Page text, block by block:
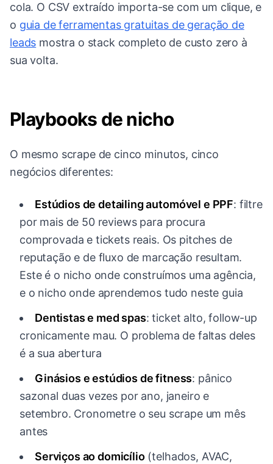
cola. O CSV extraído importa-se com um clique, e
o guia de ferramentas gratuitas de geração de
leads mostra o stack completo de custo zero à
sua volta.
Playbooks de nicho
O mesmo scrape de cinco minutos, cinco
negócios diferentes:
Estúdios de detailing automóvel e PPF: filtre
por mais de 50 reviews para procura
comprovada e tickets reais. Os pitches de
reputação e de fluxo de marcação resultam.
Este é o nicho onde construímos uma agência,
e o nicho onde aprendemos tudo neste guia
Dentistas e med spas: ticket alto, follow-up
cronicamente mau. O problema de faltas deles
é a sua abertura
Ginásios e estúdios de fitness: pânico
sazonal duas vezes por ano, janeiro e
setembro. Cronometre o seu scrape um mês
antes
Serviços ao domicílio(telhados, AVAC,